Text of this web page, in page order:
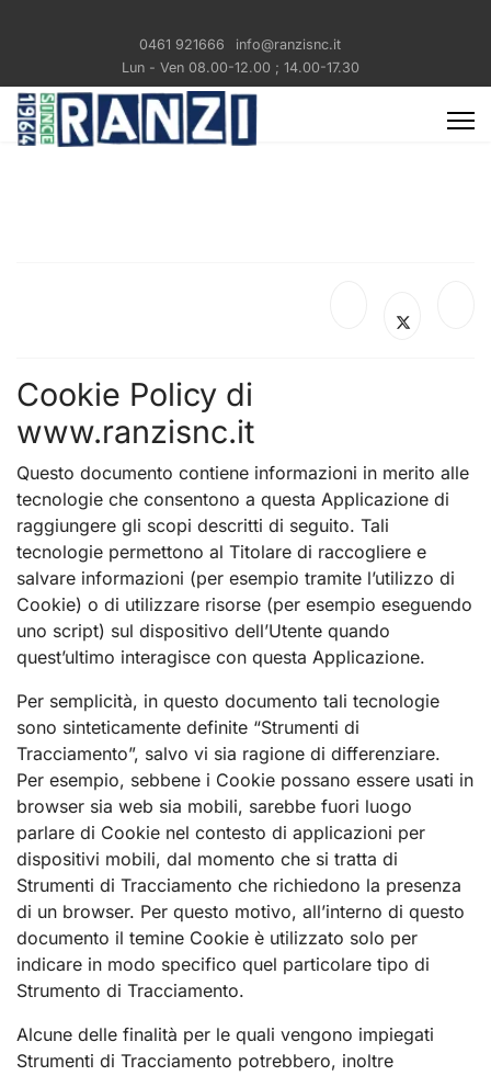
0461 921666
info@ranzisnc.it
Lun - Ven 08.00-12.00 ; 14.00-17.30
Cookie Policy di
www.ranzisnc.it
Questo documento contiene informazioni in merito alle
tecnologie che consentono a questa Applicazione di
raggiungere gli scopi descritti di seguito. Tali
tecnologie permettono al Titolare di raccogliere e
salvare informazioni (per esempio tramite l’utilizzo di
Cookie) o di utilizzare risorse (per esempio eseguendo
uno script) sul dispositivo dell’Utente quando
quest’ultimo interagisce con questa Applicazione.
Per semplicità, in questo documento tali tecnologie
sono sinteticamente definite “Strumenti di
Tracciamento”, salvo vi sia ragione di differenziare.
Per esempio, sebbene i Cookie possano essere usati in
browser sia web sia mobili, sarebbe fuori luogo
parlare di Cookie nel contesto di applicazioni per
dispositivi mobili, dal momento che si tratta di
Strumenti di Tracciamento che richiedono la presenza
di un browser. Per questo motivo, all’interno di questo
documento il temine Cookie è utilizzato solo per
indicare in modo specifico quel particolare tipo di
Strumento di Tracciamento.
Alcune delle finalità per le quali vengono impiegati
Strumenti di Tracciamento potrebbero, inoltre